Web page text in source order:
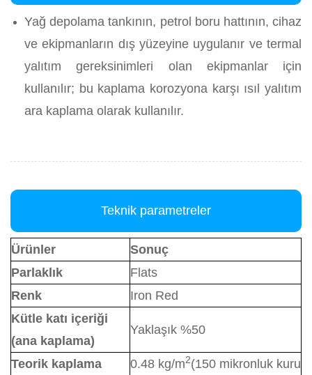
Yağ depolama tankının, petrol boru hattının, cihaz
ve ekipmanların dış yüzeyine uygulanır ve termal
yalıtım gereksinimleri olan ekipmanlar için
kullanılır; bu kaplama korozyona karşı ısıl yalıtım
ara kaplama olarak kullanılır.
Teknik parametreler
Ürünler
Sonuç
Parlaklık
Flats
Renk
Iron Red
Kütle katı içeriği
(ana kaplama)
Yaklaşık %50
Teorik kaplama
0.48 kg/m2(150 mikronluk kuru